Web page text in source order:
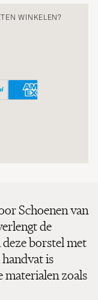
WINKELEN?
Schoenen van
de
deze borstel met
is
materialen zoals